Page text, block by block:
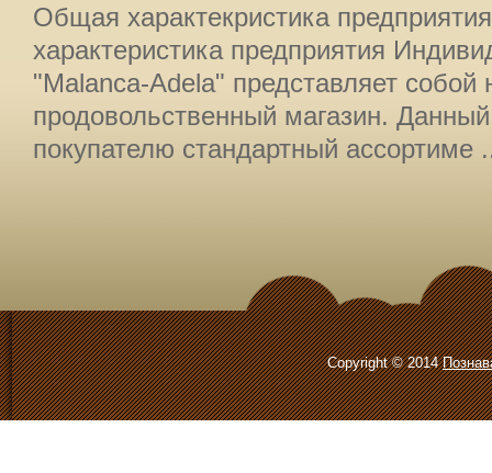
Общая характекристика
характеристика предприятия
"Malanca-Adela" представляет собой
продовольственный магазин.
покупателю стандартный ассортиме
Copyright © 2014